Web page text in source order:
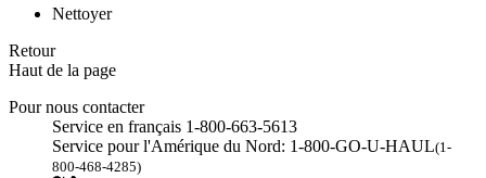
Nettoyer
Retour
Haut de la page
Pour nous contacter
Service en français 1-800-663-5613
Service pour l'Amérique du Nord: 1-800-GO-U-HAUL(1-
800-468-4285)